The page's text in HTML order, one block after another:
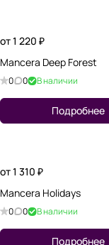
от 1 220 ₽
Mancera Deep Forest
0 0 В наличии
Подробнее
от 1 310 ₽
Mancera Holidays
0 0 В наличии
Подробнее